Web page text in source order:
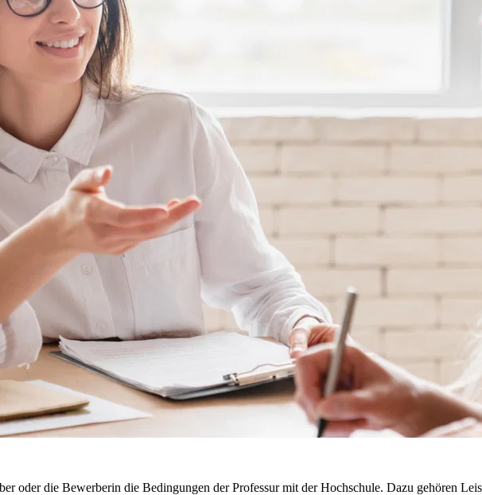
oder die Bewerberin die Bedingungen der Professur mit der Hochschule. Dazu gehören